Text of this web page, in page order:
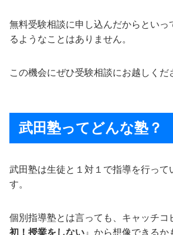
無料受験相談に申し込んだからといっ
るようなことはありません。
この機会にぜひ受験相談にお越しくだ
武田塾ってどんな塾？
武田塾は生徒と１対１で指導を行って
す。
個別指導塾とは言っても、キャッチコ
初！授業をしない』から想像できる